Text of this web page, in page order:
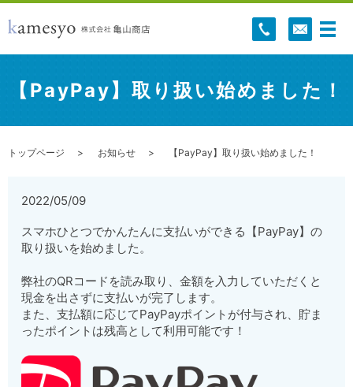
【PayPay】取り扱い始めました！
トップページ お知らせ 【PayPay】取り扱い始めました！
2022/05/09
スマホひとつでかんたんに支払いができる【PayPay】の
取り扱いを始めました。
弊社のQRコードを読み取り、金額を入力していただくと
現金を出さずに支払いが完了します。
また、支払額に応じてPayPayポイントが付与され、貯ま
ったポイントは残高として利用可能です！